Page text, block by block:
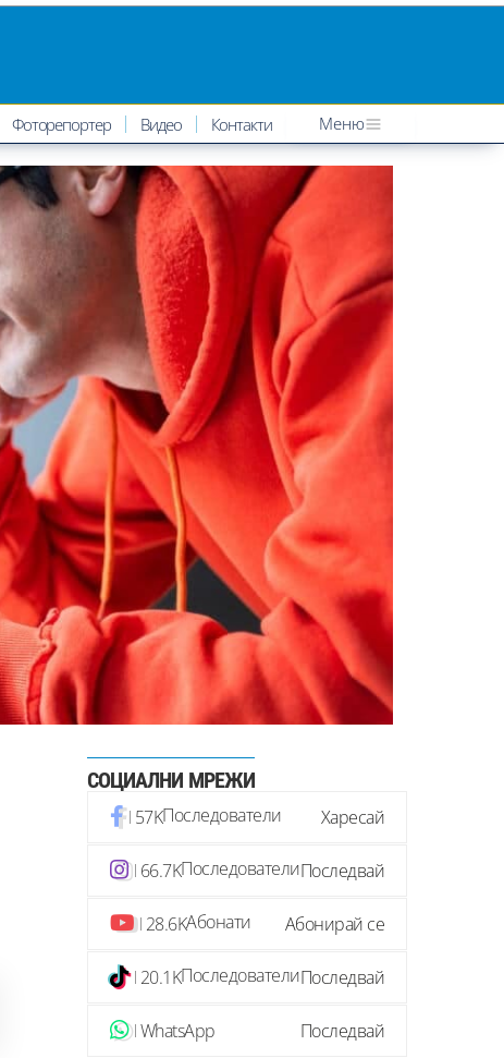
Фоторепортер Видео Контакти Меню
СОЦИАЛНИ МРЕЖИ
57KПоследователи Харесай
66.7KПоследователиПоследвай
28.6KАбонати Абонирай се
20.1KПоследователиПоследвай
WhatsApp Последвай